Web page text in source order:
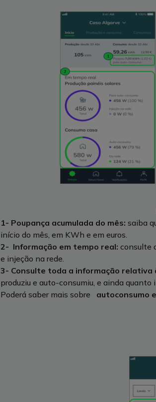
1- Poupança acumulada do mês: saiba
início do mês, em KWh e em euros.
2- Informação em tempo real: consulte
e injeção na rede.
3- Consulte toda a informação relativa
produziu e auto-consumiu, e ainda quanto
Poderá saber mais sobre
autoconsumo